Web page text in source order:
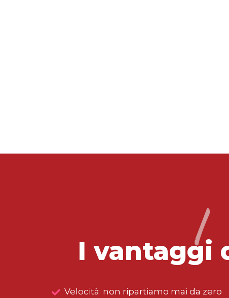
I
I vantaggi
Velocità: non ripartiamo mai da zero